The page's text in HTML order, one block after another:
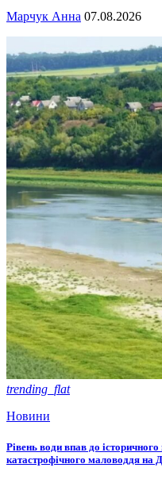
Марчук Анна 07.08.2026
trending_flat
Новини
Рівень води впав до
катастрофічного маловоддя на